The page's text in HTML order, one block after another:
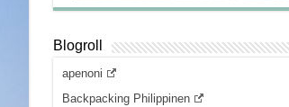
Blogroll
apenoni
Backpacking Philippinen